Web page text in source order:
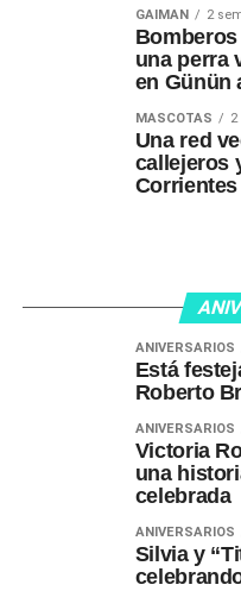
GAIMAN 2
una perra
en Günün
MASCOTAS
Una red
callejeros
Corrientes
ANIVERSARIOS
Está
Roberto
ANIVERSARIOS
Victoria
una
celebrada
ANIVERSARIOS
Silvia y